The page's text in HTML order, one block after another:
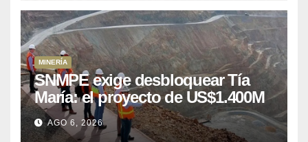
MINERÍA
SNMPE exige desbloquear Tía
María: el proyecto de US$1.400M
que Perú lleva 15 años
posponiendo
AGO 6, 2026